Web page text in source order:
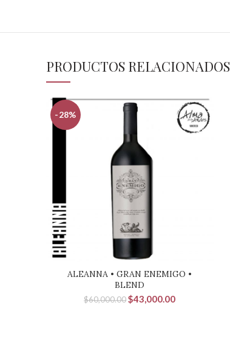
PRODUCTOS RELACIONADOS
-28%
ALEANNA • GRAN ENEMIGO •
BLEND
$60,000.00El
$43,000.00El